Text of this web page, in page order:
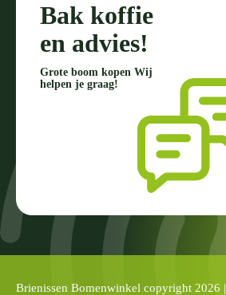
Bak koffie
en advies!
Grote boom kopen Wij
helpen je graag!
Brienissen Bomenwinkel copyright 2026 |